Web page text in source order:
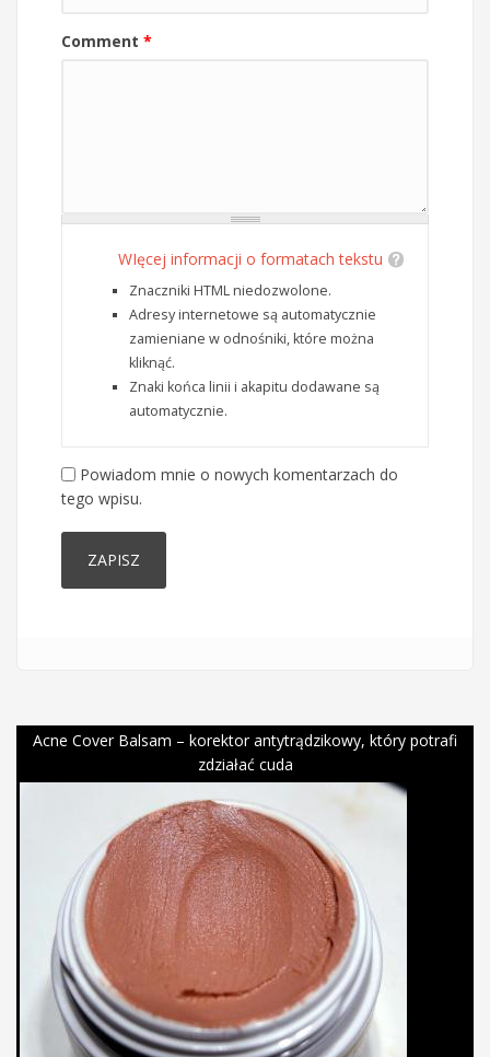
Comment *
WIęcej informacji o formatach tekstu
Znaczniki HTML niedozwolone.
Adresy internetowe są automatycznie
zamieniane w odnośniki, które można
kliknąć.
Znaki końca linii i akapitu dodawane są
automatycznie.
Powiadom mnie o nowych komentarzach do
tego wpisu.
Acne Cover Balsam – korektor antytrądzikowy, który potrafi
zdziałać cuda